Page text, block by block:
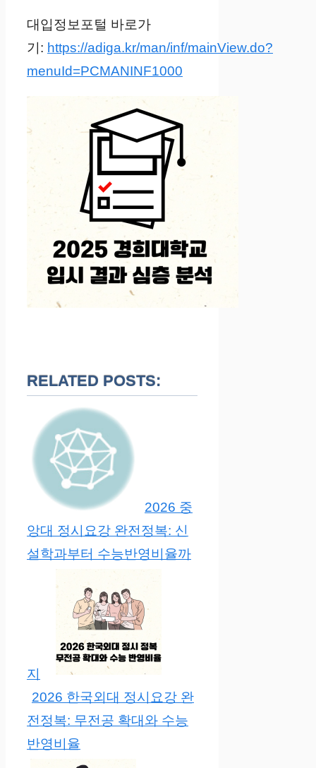
대입정보포털 바로가
기: https://adiga.kr/man/inf/mainView.do?
menuId=PCMANINF1000
RELATED POSTS:
2026 중
앙대 정시요강 완전정복: 신
설학과부터 수능반영비율까
지
2026 한국외대 정시요강 완
전정복: 무전공 확대와 수능
반영비율